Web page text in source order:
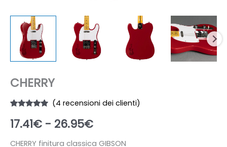
CHERRY
4.75 su 5
su base
recensioni
(4 recensioni dei clienti)
17.41€ - 26.95€Fascia
di
CHERRY finitura classica GIBSON